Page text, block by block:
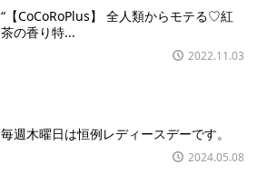
“【CoCoRoPlus】 全人類からモテる♡紅
茶の香り特...
2022.11.03
毎週木曜日は恒例レディースデーです。
2024.05.08